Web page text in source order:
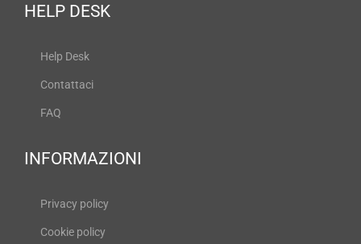
HELP DESK
Help Desk
Contattaci
FAQ
INFORMAZIONI
Privacy policy
Cookie policy